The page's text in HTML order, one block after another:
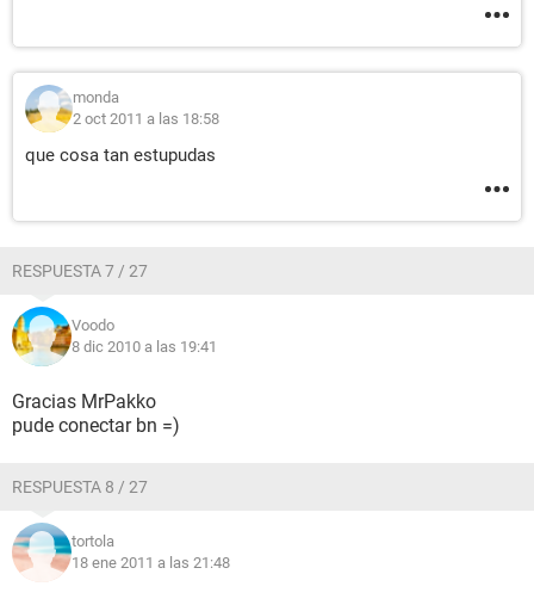
monda
2 oct 2011 a las 18:58
que cosa tan estupudas
RESPUESTA 7 / 27
Voodo
8 dic 2010 a las 19:41
Gracias MrPakko
pude conectar bn =)
RESPUESTA 8 / 27
tortola
18 ene 2011 a las 21:48